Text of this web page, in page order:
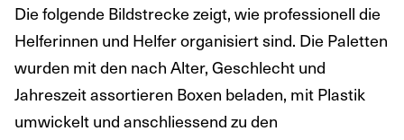
Die folgende Bildstrecke zeigt, wie professionell die
Helferinnen und Helfer organisiert sind. Die Paletten
wurden mit den nach Alter, Geschlecht und
Jahreszeit assortieren Boxen beladen, mit Plastik
umwickelt und anschliessend zu den